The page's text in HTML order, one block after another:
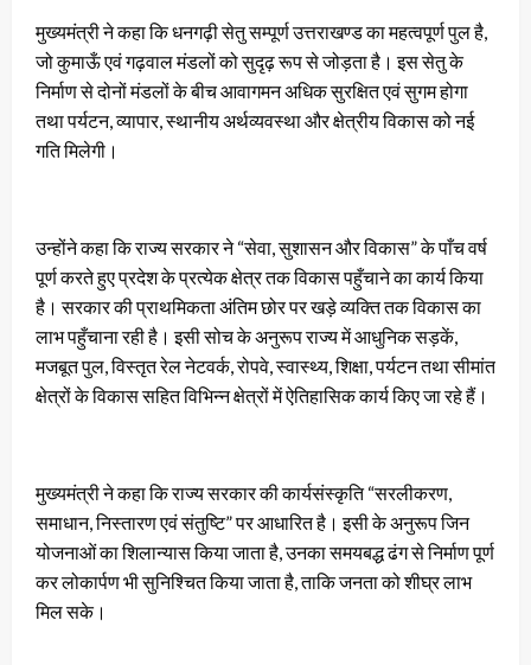
मुख्यमंत्री ने कहा कि धनगढ़ी सेतु सम्पूर्ण उत्तराखण्ड का महत्वपूर्ण पुल है,
जो कुमाऊँ एवं गढ़वाल मंडलों को सुदृढ़ रूप से जोड़ता है। इस सेतु के
निर्माण से दोनों मंडलों के बीच आवागमन अधिक सुरक्षित एवं सुगम होगा
तथा पर्यटन, व्यापार, स्थानीय अर्थव्यवस्था और क्षेत्रीय विकास को नई
गति मिलेगी।
उन्होंने कहा कि राज्य सरकार ने “सेवा, सुशासन और विकास” के पाँच वर्ष
पूर्ण करते हुए प्रदेश के प्रत्येक क्षेत्र तक विकास पहुँचाने का कार्य किया
है। सरकार की प्राथमिकता अंतिम छोर पर खड़े व्यक्ति तक विकास का
लाभ पहुँचाना रही है। इसी सोच के अनुरूप राज्य में आधुनिक सड़कें,
मजबूत पुल, विस्तृत रेल नेटवर्क, रोपवे, स्वास्थ्य, शिक्षा, पर्यटन तथा सीमांत
क्षेत्रों के विकास सहित विभिन्न क्षेत्रों में ऐतिहासिक कार्य किए जा रहे हैं।
मुख्यमंत्री ने कहा कि राज्य सरकार की कार्यसंस्कृति “सरलीकरण,
समाधान, निस्तारण एवं संतुष्टि” पर आधारित है। इसी के अनुरूप जिन
योजनाओं का शिलान्यास किया जाता है, उनका समयबद्ध ढंग से निर्माण पूर्ण
कर लोकार्पण भी सुनिश्चित किया जाता है, ताकि जनता को शीघ्र लाभ
मिल सके।